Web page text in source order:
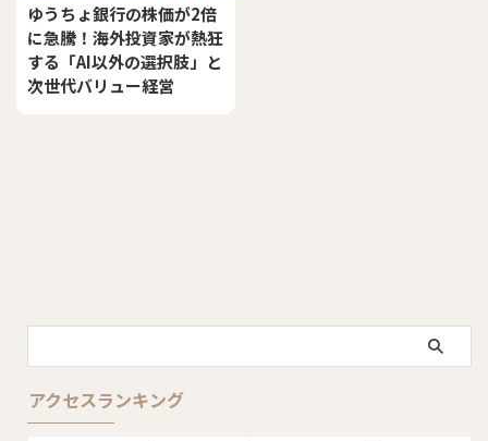
ゆうちょ銀行の株価が2倍
に急騰！海外投資家が熱狂
する「AI以外の選択肢」と
次世代バリュー経営
アクセスランキング